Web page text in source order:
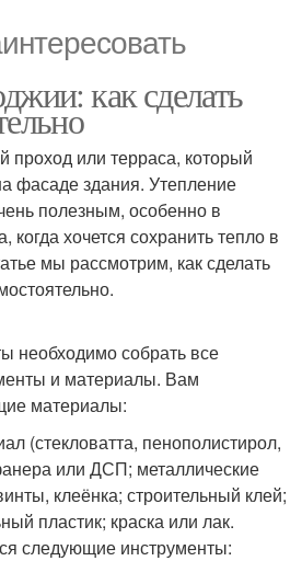
как сделать
проход или терраса, который
фасаде здания. Утепление
полезным, особенно в
хочется сохранить тепло в
мы рассмотрим, как сделать
необходимо собрать все
и материалы. Вам
материалы:
(стекловатта, пенополистирол,
или ДСП; металлические
клеёнка; строительный клей;
пластик; краска или лак.
следующие инструменты: